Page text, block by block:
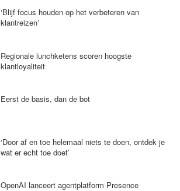
‘Blijf focus houden op het verbeteren van
klantreizen’
Regionale lunchketens scoren hoogste
klantloyaliteit
Eerst de basis, dan de bot
‘Door af en toe helemaal niets te doen, ontdek je
wat er echt toe doet’
OpenAI lanceert agentplatform Presence